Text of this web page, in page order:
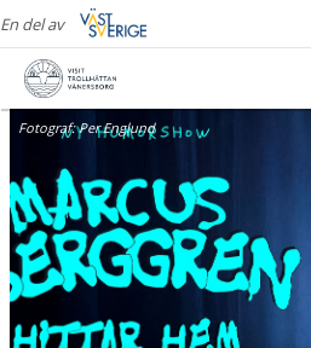
En del av
Fotograf:Per Englund